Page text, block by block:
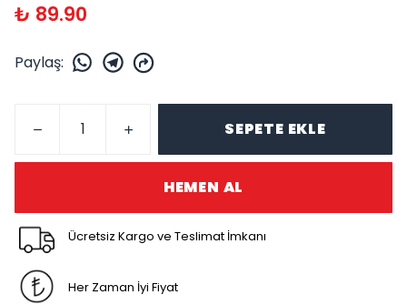
₺ 89.90
Paylaş:
SEPETE EKLE
HEMEN AL
Ücretsiz Kargo ve Teslimat İmkanı
Her Zaman İyi Fiyat